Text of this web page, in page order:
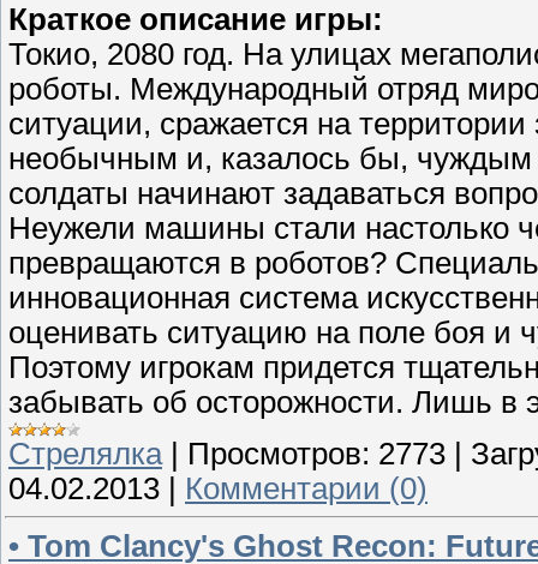
Краткое описание игры:
Токио, 2080 год. На улицах
роботы. Международный отряд
ситуации, сражается на
необычным и, казалось бы, чуждым
солдаты начинают задаваться
Неужели машины стали настолько
превращаются в роботов?
инновационная система
оценивать ситуацию на поле боя и
Поэтому игрокам придется
забывать об осторожности. Лишь в
Стрелялка| Просмотров: 2773
04.02.2013
Комментарии (0)
• Tom Clancy's Ghost Recon: